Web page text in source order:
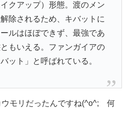
クアップ）形態。渡のメン
除されるため、キバットに
ルはほぼできず、最強であ
もいえる。ファンガイアの
ット」と呼ばれている。
ウモリだったんですね(^o^; 何